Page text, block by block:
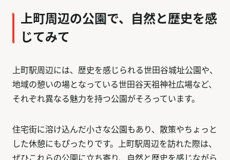
上町周辺の公園で、自然と歴史を感
じてみて
上町駅周辺には、歴史を感じられる世田谷城址公園や、
地域の憩いの場となっている世田谷天祖神社広場など、
それぞれ異なる魅力を持つ公園がそろっています。
住宅街に溶け込んだ小さな公園もあり、散策やちょっと
した休憩にもぴったりです。上町駅周辺を訪れた際は、